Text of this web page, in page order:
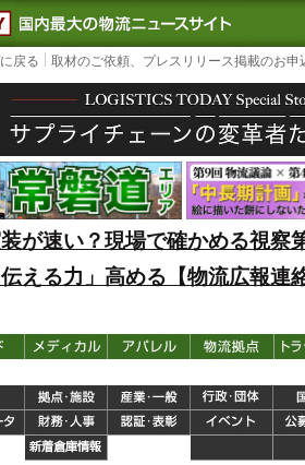
LOGISTICS TODAY｜国内最大の物
戻る 取材のご依頼、プレスリリース掲載のお申
が速い？現場で確かめる視察
える力」高める【物流広報連